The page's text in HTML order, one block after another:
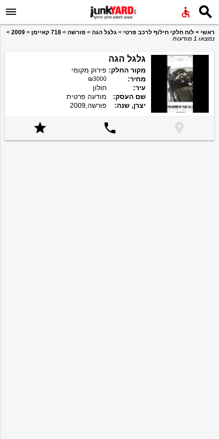
 
ראשי > לוח חלקי חילוף לרכב פרטי > גלגל הגה > פורשה > 718 קאיימן >
2009
>
נמצאו 1 מודעות
גלגל הגה
מקור החלק: פירוק מקומי
מחיר:
₪3000
עיר:
חולון
שם העסק:
מודעה פרטית
יצרן, שנה:
פורשה,2009


